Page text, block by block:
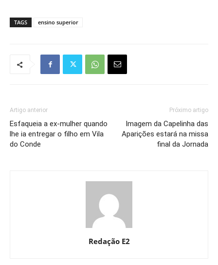
TAGS ensino superior
Artigo anterior
Esfaqueia a ex-mulher quando
lhe ia entregar o filho em Vila
do Conde
Próximo artigo
Imagem da Capelinha das
Aparições estará na missa
final da Jornada
Redação E2